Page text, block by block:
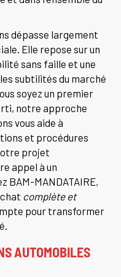
dépasse largement
Elle repose sur un
sans faille et une
subtilités du marché
soyez un premier
notre approche
vous aide à
et procédures
projet
appel à un
BAM-MANDATAIRE,
complète et
pour transformer
AUTOMOBILES